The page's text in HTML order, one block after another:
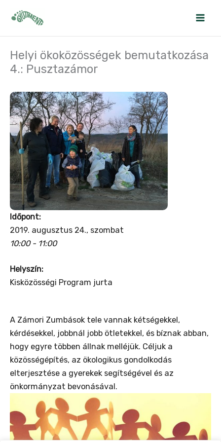
Helyi ökoközösségek bemutatkozása
4.: Pusztazámor
Időpont:
2019. augusztus 24., szombat
10:00 - 11:00
Helyszín:
Kisközösségi Program jurta
A Zámori Zumbások tele vannak kétségekkel,
kérdésekkel, jobbnál jobb ötletekkel, és bíznak abban,
hogy egyre többen állnak melléjük. Céljuk a
közösségépítés, az ökologikus gondolkodás
elterjesztése a gyerekek segítségével és az
önkormányzat bevonásával.